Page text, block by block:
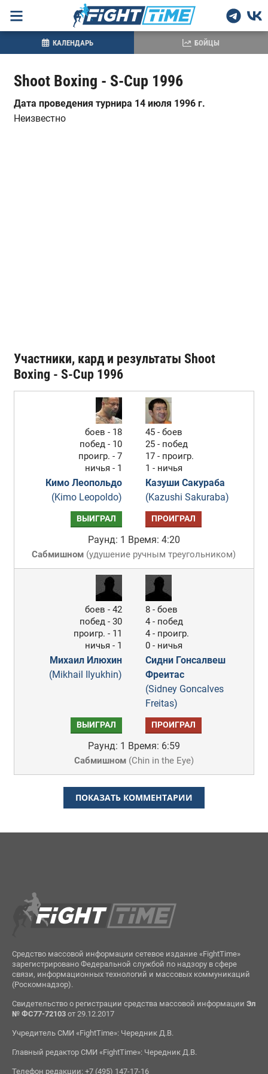
Shoot Boxing - S-Cup 1996
Дата проведения турнира 14 июля 1996 г.
Неизвестно
Участники, кард и результаты Shoot
Boxing - S-Cup 1996
боев - 18
побед - 10
проигр. - 7
ничья - 1
Кимо Леопольдо
(Kimo Leopoldo)
45 - боев
25 - побед
17 - проигр.
1 - ничья
Казуши Сакураба
(Kazushi Sakuraba)
ВЫИГРАЛ ПРОИГРАЛ
Раунд: 1 Время: 4:20
Сабмишном (удушение ручным треугольником)
боев - 42
побед - 30
проигр. - 11
ничья - 1
Михаил Илюхин
(Mikhail Ilyukhin)
8 - боев
4 - побед
4 - проигр.
0 - ничья
Сидни Гонсалвеш
Фреитас
(Sidney Goncalves
Freitas)
ВЫИГРАЛ ПРОИГРАЛ
Раунд: 1 Время: 6:59
Сабмишном(Chin in the Eye)
ПОКАЗАТЬ КОММЕНТАРИИ
КАЛЕНДАРЬ БОЙЦЫ
Средство массовой информации сетевое издание «FightTime»
зарегистрировано Федеральной службой по надзору в сфере
связи, информационных технологий и массовых коммуникаций
(Роскомнадзор).
Свидетельство о регистрации средства массовой информации Эл
№ ФС77-72103от 29.12.2017
Учредитель СМИ «FightTime»: Чередник Д.В.
Главный редактор СМИ «FightTime»: Чередник Д.В.
Телефон редакции: +7 (495) 147-17-16